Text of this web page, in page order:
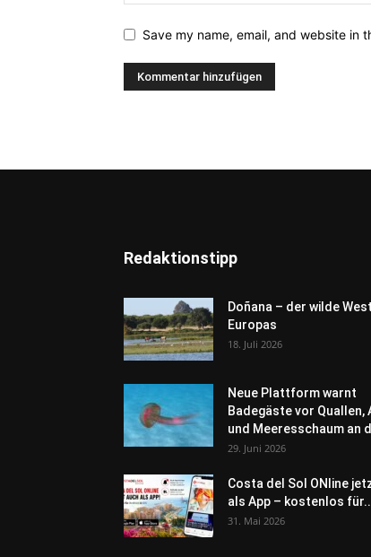
Save my name, email, and website in
Redaktionstipp
Doñana – der wilde
Europas
18. Juli 2026
Neue Plattform warnt
Badegäste vor Quallen,
und Meeresschaum an
29. Juni 2026
Costa del Sol ONline
als App – kostenlos
31. Mai 2026